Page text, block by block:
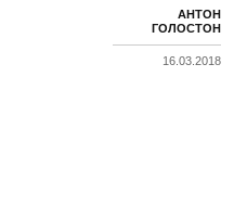
АНТОН
ГОЛОСТОН
16.03.2018